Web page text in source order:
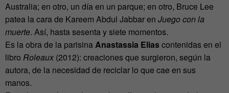
Australia; en otro, un día en un parque; en otro, Bruce Lee
patea la cara de Kareem Abdul Jabbar en Juego con la
muerte. Así, hasta sesenta y siete momentos.
Es la obra de la parisinaAnastassia Eliascontenidas en el
libro Roleaux (2012): creaciones que surgieron, según la
autora, de la necesidad de reciclar lo que cae en sus
manos.